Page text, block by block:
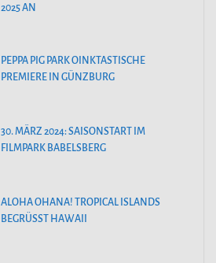
025 AN
PEPPA PIG PARK OINKTASTISCHE
PREMIERE IN GÜNZBURG
30. MÄRZ 2024: SAISONSTART IM
FILMPARK BABELSBERG
ALOHA OHANA! TROPICAL ISLANDS
BEGRÜSST HAWAII